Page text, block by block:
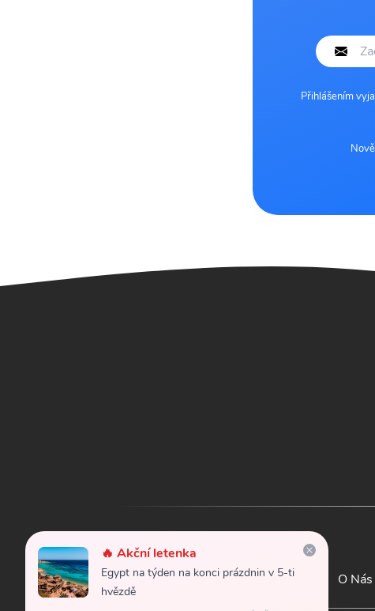
Přihlášením
🔥 Akční letenka
Egypt na týden na konci prázdnin v 5-ti
hvězdě
Letenky Kontakt O Nás